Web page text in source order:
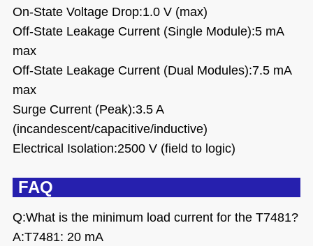
On-State Voltage Drop:1.0 V (max)
Off-State Leakage Current (Single Module):5 mA
max
Off-State Leakage Current (Dual Modules):7.5 mA
max
Surge Current (Peak):3.5 A
(incandescent/capacitive/inductive)
Electrical Isolation:2500 V (field to logic)
FAQ
Q:What is the minimum load current for the T7481?
A:T7481: 20 mA